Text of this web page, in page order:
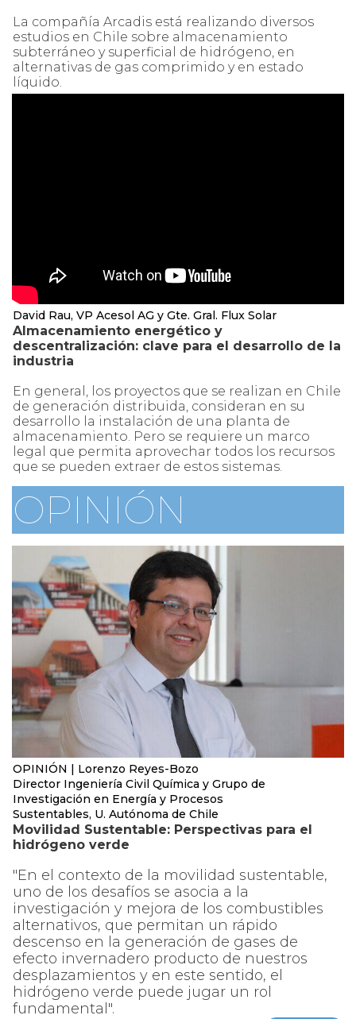
La compañía Arcadis está realizando diversos
estudios en Chile sobre almacenamiento
subterráneo y superficial de hidrógeno, en
alternativas de gas comprimido y en estado
líquido.
David Rau, VP Acesol AG y Gte. Gral. Flux Solar
Almacenamiento energético y
descentralización: clave para el desarrollo de la
industria
En general, los proyectos que se realizan en Chile
de generación distribuida, consideran en su
desarrollo la instalación de una planta de
almacenamiento. Pero se requiere un marco
legal que permita aprovechar todos los recursos
que se pueden extraer de estos sistemas.
OPINIÓN
OPINIÓN | Lorenzo Reyes-Bozo
Director Ingeniería Civil Química y Grupo de
Investigación en Energía y Procesos
Sustentables, U. Autónoma de Chile
Movilidad Sustentable: Perspectivas para el
hidrógeno verde
"En el contexto de la movilidad sustentable,
uno de los desafíos se asocia a la
investigación y mejora de los combustibles
alternativos, que permitan un rápido
descenso en la generación de gases de
efecto invernadero producto de nuestros
desplazamientos y en este sentido, el
hidrógeno verde puede jugar un rol
fundamental".